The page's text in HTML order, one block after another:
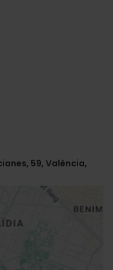
59, València,